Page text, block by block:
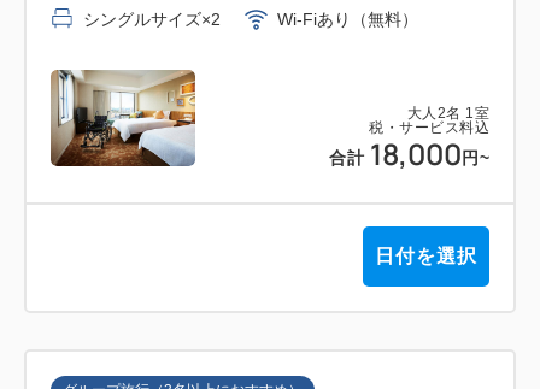
大人 2名 1室
税・サービス料込
合計 18,000 円~
シングルサイズ×2 Wi-Fiあり（無料）
日付を選択